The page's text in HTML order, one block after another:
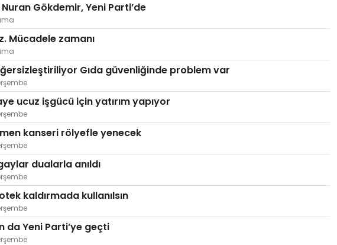
Gökdemir, Yeni Parti’de
Mücadele zamanı
Gıda güvenliğinde problem var
ucuz işgücü için yatırım yapıyor
kanseri rölyefle yenecek
dualarla anıldı
kaldırmada kullanılsın
da Yeni Parti’ye geçti